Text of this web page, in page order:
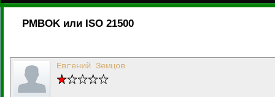
PMBOK или ISO 21500
Евгений Земцов